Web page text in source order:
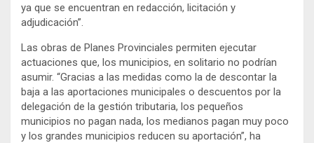
ya que se encuentran en redacción, licitación y
adjudicación”.
Las obras de Planes Provinciales permiten ejecutar
actuaciones que, los municipios, en solitario no podrían
asumir. “Gracias a las medidas como la de descontar la
baja a las aportaciones municipales o descuentos por la
delegación de la gestión tributaria, los pequeños
municipios no pagan nada, los medianos pagan muy poco
y los grandes municipios reducen su aportación”, ha